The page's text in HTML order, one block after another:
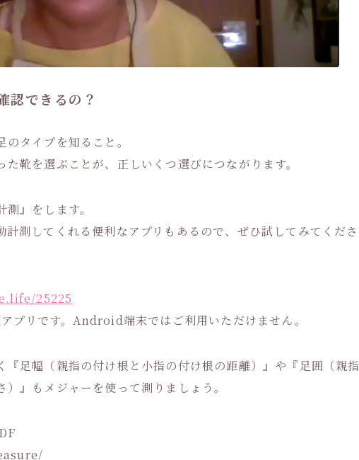
認できるの？
のタイプを知ること。
靴を選ぶことが、正しいくつ選びにつながります。
』をします。
測してくれる便利なアプリもあるので、ぜひ試してみてくださ
25225
プリです。Android端末ではご利用いただけません。
『足幅（親指の付け根と小指の付け根の距離）』や『足囲（親指
』もメジャーを使って測りましょう。